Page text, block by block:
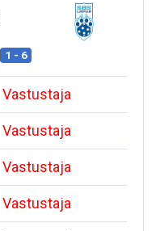
1 - 6
Vastustaja
Vastustaja
Vastustaja
Vastustaja